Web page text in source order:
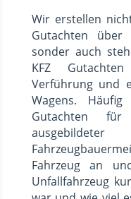
Wir erstellen
Gutachten
sonder auch
KFZ
Verführung und
Wagens.
Gutachten
Fahrzeug an
Unfallfahrzeug